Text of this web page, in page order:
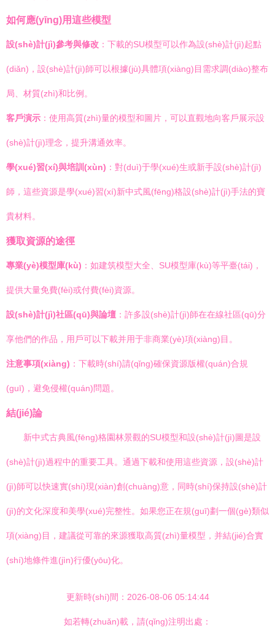
如何應(yīng)用這些模型
設(shè)計(jì)參考與修改 ：下載的SU模型可以作為設(shè)計(jì)起點
(diǎn)，設(shè)計(jì)師可以根據(jù)具體項(xiàng)目需求調(diào)整布
局、材質(zhì)和比例。
客戶演示 ：使用高質(zhì)量的模型和圖片，可以直觀地向客戶展示設
(shè)計(jì)理念，提升溝通效率。
學(xué)習(xí)與培訓(xùn) ：對(duì)于學(xué)生或新手設(shè)計(jì)
師，這些資源是學(xué)習(xí)新中式風(fēng)格設(shè)計(jì)手法的寶
貴材料。
獲取資源的途徑
專業(yè)模型庫(kù) ：如建筑模型大全、SU模型庫(kù)等平臺(tái)，
提供大量免費(fèi)或付費(fèi)資源。
設(shè)計(jì)社區(qū)與論壇 ：許多設(shè)計(jì)師在在線社區(qū)分
享他們的作品，用戶可以下載并用于非商業(yè)項(xiàng)目。
注意事項(xiàng) ：下載時(shí)請(qǐng)確保資源版權(quán)合規
(guī)，避免侵權(quán)問題。
結(jié)論
新中式古典風(fēng)格園林景觀的SU模型和設(shè)計(jì)圖是設
(shè)計(jì)過程中的重要工具。通過下載和使用這些資源，設(shè)計
(jì)師可以快速實(shí)現(xiàn)創(chuàng)意，同時(shí)保持設(shè)計
(jì)的文化深度和美學(xué)完整性。如果您正在規(guī)劃一個(gè)類似
項(xiàng)目，建議從可靠的來源獲取高質(zhì)量模型，并結(jié)合實
(shí)地條件進(jìn)行優(yōu)化。
更新時(shí)間：2026-08-06 05:14:44
如若轉(zhuǎn)載，請(qǐng)注明出處：